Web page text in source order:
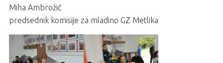
Miha Ambrožič
predsednik komisije za mladino GZ Metlika